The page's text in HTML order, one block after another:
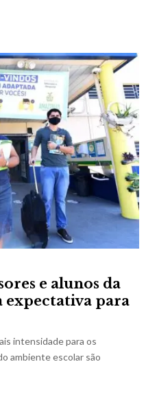
e alunos da
expectativa para
intensidade para os
ambiente escolar são